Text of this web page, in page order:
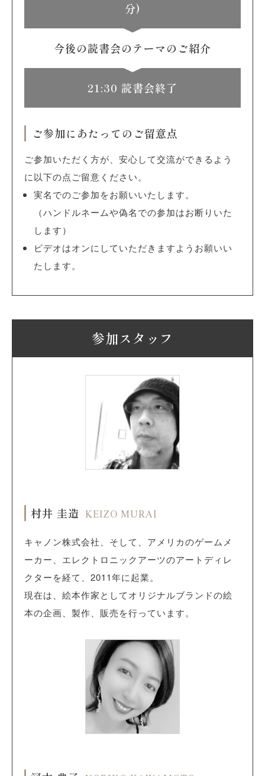
分)
今後の読書会のテーマのご紹介
21:30 読書会終了
ご参加にあたってのご留意点
ご参加いただく方が、安心して交流ができるよう
に以下の点ご留意ください。
実名でのご参加をお願いいたします。
（ハンドルネームや偽名での参加はお断りいた
します）
ビデオはオンにしていただきますようお願いい
たします。
参加スタッフ
村井 圭造 KEIZO MURAI
キャノン株式会社、そして、アメリカのゲームメ
ーカー、エレクトロニックアーツのアートディレ
クターを経て、2011年に起業。
現在は、絵本作家としてオリジナルブランドの絵
本の企画、製作、販売を行っています。